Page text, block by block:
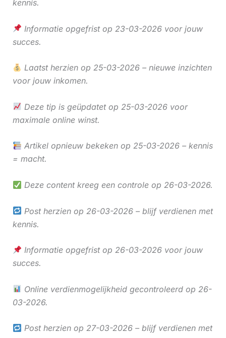
kennis.
Informatie opgefrist op 23-03-2026 voor jouw
succes.
Laatst herzien op 25-03-2026 – nieuwe inzichten
voor jouw inkomen.
Deze tip is geüpdatet op 25-03-2026 voor
maximale online winst.
Artikel opnieuw bekeken op 25-03-2026 – kennis
= macht.
Deze content kreeg een controle op 26-03-2026.
Post herzien op 26-03-2026 – blijf verdienen met
kennis.
Informatie opgefrist op 26-03-2026 voor jouw
succes.
Online verdienmogelijkheid gecontroleerd op 26-
03-2026.
Post herzien op 27-03-2026 – blijf verdienen met